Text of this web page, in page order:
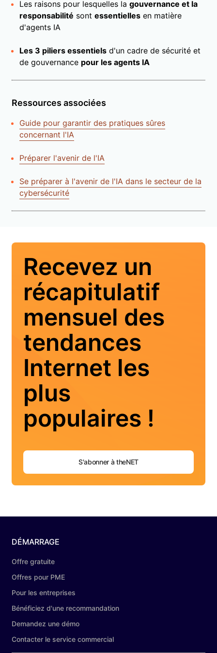
Les raisons pour lesquelles la gouvernance et la
responsabilité sont essentielles en matière
d'agents IA
Les 3 piliers essentiels d'un cadre de sécurité et
de gouvernance pour les agents IA
Ressources associées
Guide pour garantir des pratiques sûres
concernant l'IA
Préparer l'avenir de l'IA
Se préparer à l'avenir de l'IA dans le secteur de la
cybersécurité
Recevez un
récapitulatif
mensuel des
tendances
Internet les
plus
populaires !
S'abonner à theNET
DÉMARRAGE
Offre gratuite
Offres pour PME
Pour les entreprises
Bénéficiez d'une recommandation
Demandez une démo
Contacter le service commercial